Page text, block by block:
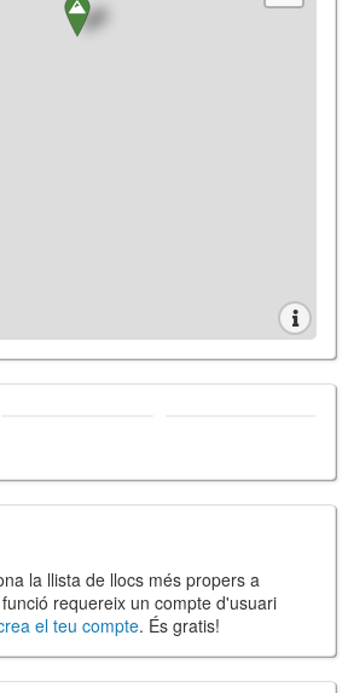
la llista de llocs més propers a
requereix un compte d'usuari
el teu compte. És gratis!